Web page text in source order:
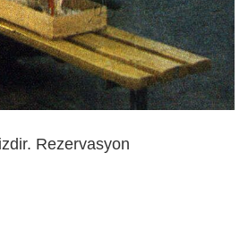
Rezervasyon